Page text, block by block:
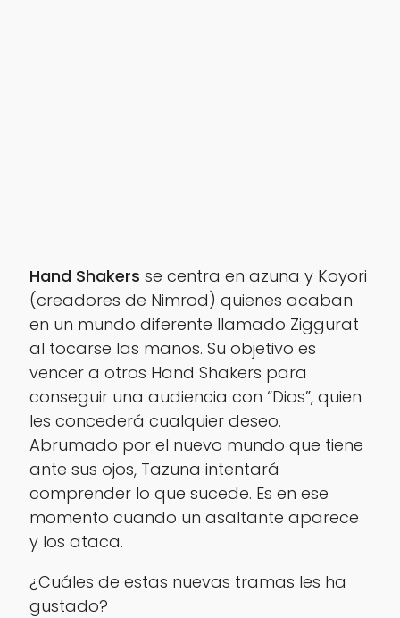
Hand Shakers se centra en azuna y Koyori
(creadores de Nimrod) quienes acaban
en un mundo diferente llamado Ziggurat
al tocarse las manos. Su objetivo es
vencer a otros Hand Shakers para
conseguir una audiencia con “Dios”, quien
les concederá cualquier deseo.
Abrumado por el nuevo mundo que tiene
ante sus ojos, Tazuna intentará
comprender lo que sucede. Es en ese
momento cuando un asaltante aparece
y los ataca.
¿Cuáles de estas nuevas tramas les ha
gustado?